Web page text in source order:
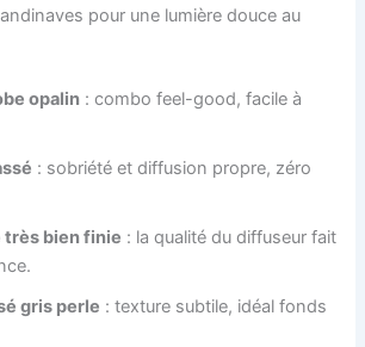
pour une lumière douce au
opalin : combo feel-good, facile à
: sobriété et diffusion propre, zéro
très bien finie : la qualité du diffuseur fait
gris perle : texture subtile, idéal fonds